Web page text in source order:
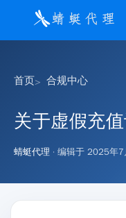
首页 合规中心
关于虚假充
蜻蜓代理 · 编辑于 2025年7